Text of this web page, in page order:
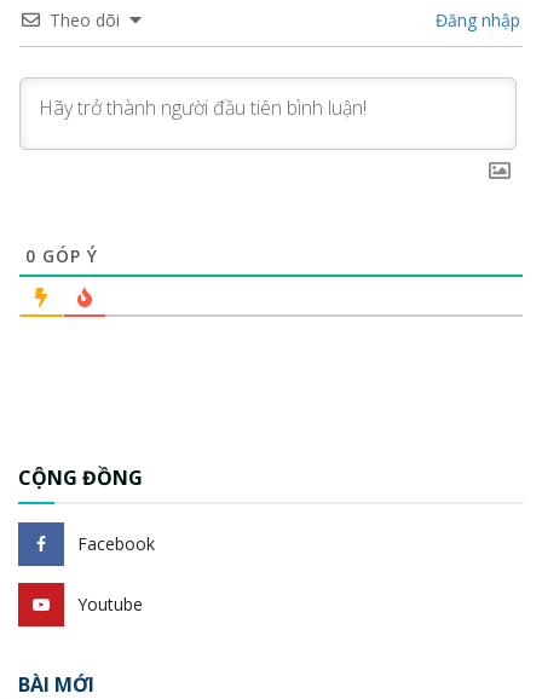
Theo dõi Đăng nhập
0 GÓP Ý
CỘNG ĐỒNG
Facebook
Youtube
BÀI MỚI